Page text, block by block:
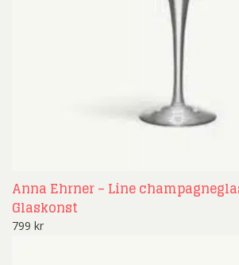
Anna Ehrner – Line
Glaskonst
799 kr